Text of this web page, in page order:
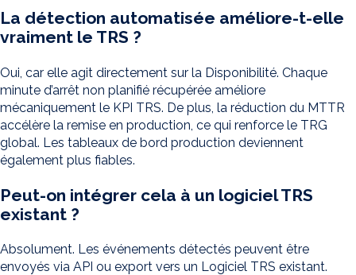
La détection automatisée améliore-t-elle
vraiment le TRS ?
Oui, car elle agit directement sur la Disponibilité. Chaque
minute d’arrêt non planifié récupérée améliore
mécaniquement le KPI TRS. De plus, la réduction du MTTR
accélère la remise en production, ce qui renforce le TRG
global. Les tableaux de bord production deviennent
également plus fiables.
Peut-on intégrer cela à un logiciel TRS
existant ?
Absolument. Les événements détectés peuvent être
envoyés via API ou export vers un Logiciel TRS existant.